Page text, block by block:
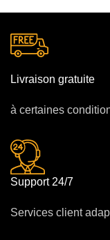
était :
Livraison gratuite
à certaines
Support 24/7
Services client